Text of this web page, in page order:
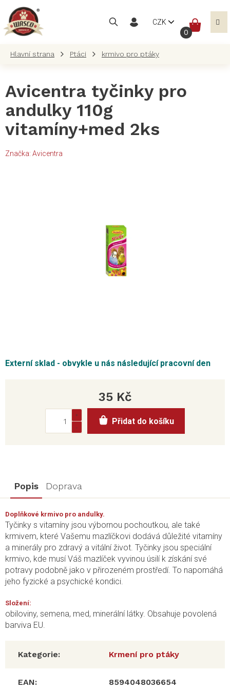
obsah
CZK
Ptáci krmivo pro ptáky
Avicentra tyčinky pro
andulky 110g
vitamíny+med 2ks
Značka: Avicentra
Externí sklad - obvykle u nás následující pracovní den
35 Kč
cena:
Přidat do košíku
Popis Doprava
Doplňkové krmivo pro andulky.
Tyčinky s vitamíny jsou výbornou pochoutkou, ale také
krmivem, které Vašemu mazlíčkovi dodává důležité vitamíny
a minerály pro zdravý a vitální život. Tyčinky jsou speciální
krmivo, kde musí Váš mazlíček vyvinou úsilí k získání své
potravy podobně jako v přirozeném prostředí. To napomáhá
jeho fyzické a psychické kondici.
Složení:
obiloviny, semena, med, minerální látky. Obsahuje povolená
barviva EU.
Kategorie: Krmení pro ptáky
EAN: 8594048036654